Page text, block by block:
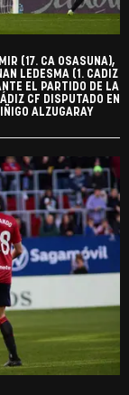
(17. CA OSASUNA),
LEDESMA (1. CADIZ
EL PARTIDO DE LA
CF DISPUTADO EN
ALZUGARAY